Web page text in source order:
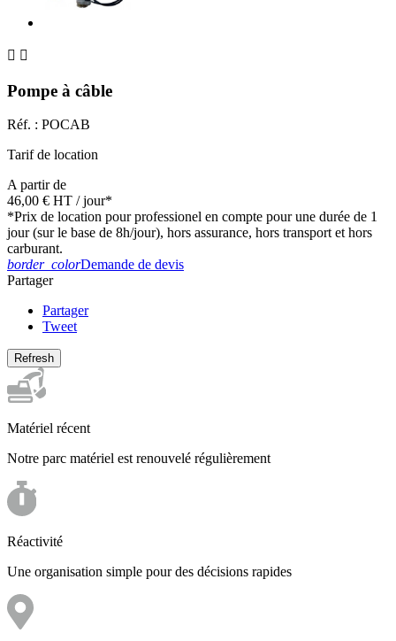
 
Pompe à câble
Réf. : POCAB
Tarif de location
A partir de
46,00 € HT / jour*
*Prix de location pour professionel en compte pour une durée de 1
jour (sur le base de 8h/jour), hors assurance, hors transport et hors
carburant.
border_colorDemande de devis
Partager
Partager
Tweet
Matériel récent
Notre parc matériel est renouvelé régulièrement
Réactivité
Une organisation simple pour des décisions rapides